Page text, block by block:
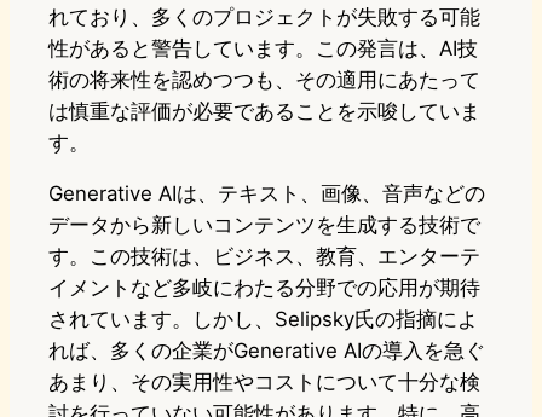
れており、多くのプロジェクトが失敗する可能
性があると警告しています。この発言は、AI技
術の将来性を認めつつも、その適用にあたって
は慎重な評価が必要であることを示唆していま
す。
Generative AIは、テキスト、画像、音声などの
データから新しいコンテンツを生成する技術で
す。この技術は、ビジネス、教育、エンターテ
イメントなど多岐にわたる分野での応用が期待
されています。しかし、Selipsky氏の指摘によ
れば、多くの企業がGenerative AIの導入を急ぐ
あまり、その実用性やコストについて十分な検